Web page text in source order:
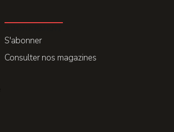
S'abonner
Consulter nos magazines